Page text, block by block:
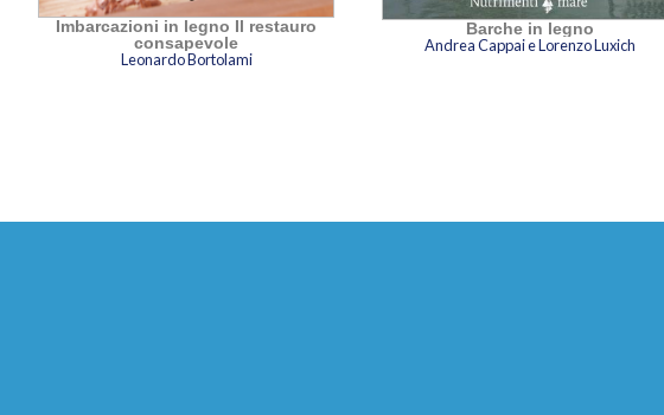
Imbarcazioni in legno Il restauro
consapevole
Leonardo Bortolami
Barche in legno
Andrea Cappai e Lorenzo Luxich